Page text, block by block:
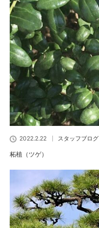
2022.2.22 スタッフブログ
柘植（ツゲ）